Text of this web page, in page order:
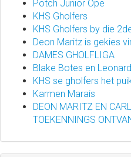
Potch Junior Ope
KHS Gholfers
KHS Gholfers by die
Deon Maritz is gekies
DAMES GHOLFLIGA
Blake Botes en
KHS se gholfers het
Karmen Marais
DEON MARITZ EN
TOEKENNINGS